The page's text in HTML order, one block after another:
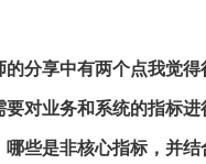
分享中有两个点我觉得
对业务和系统的指标进
些是非核心指标，并结